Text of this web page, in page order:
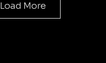
Load More